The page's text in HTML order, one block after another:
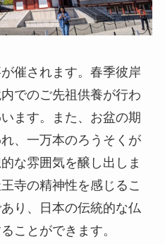
催されます。春季彼岸
でのご先祖供養が行わ
ます。また、お盆の期
、一万本のろうそくが
な雰囲気を醸し出しま
寺の精神性を感じるこ
り、日本の伝統的な仏
ことができます。